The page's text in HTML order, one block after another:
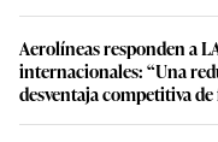
Aerolíneas responden a
internacionales: “Una
desventaja competitiva